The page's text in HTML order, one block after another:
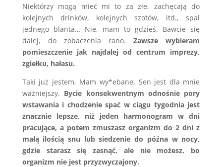
Niektórzy mogą mieć mi to za złe, zachęcają do
kolejnych drinków, kolejnych szotów, itd., spal
jednego blanta… Nie, mam to gdzieś. Bawcie się
dalej, do zobaczenia rano.Zawsze wybieram
pomieszczenie jak najdalej od centrum imprezy,
zgiełku, hałasu.
Taki już jestem. Mam wy*ebane. Sen jest dla mnie
ważniejszy. Bycie konsekwentnym odnośnie pory
wstawania i chodzenie spać w ciągu tygodnia jest
znacznie lepsze, niż jeden harmonogram w dni
pracujące, a potem zmuszasz organizm do 2 dni z
małą ilością snu lub siedzenie do późna w nocy,
gdzie starasz się zasnąć, ale nie możesz, bo
organizm nie jest przyzwyczajony.